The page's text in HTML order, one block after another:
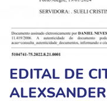
EDITAL DE